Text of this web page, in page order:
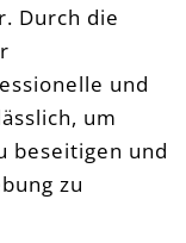
Durch die
und
um
beseitigen und
zu